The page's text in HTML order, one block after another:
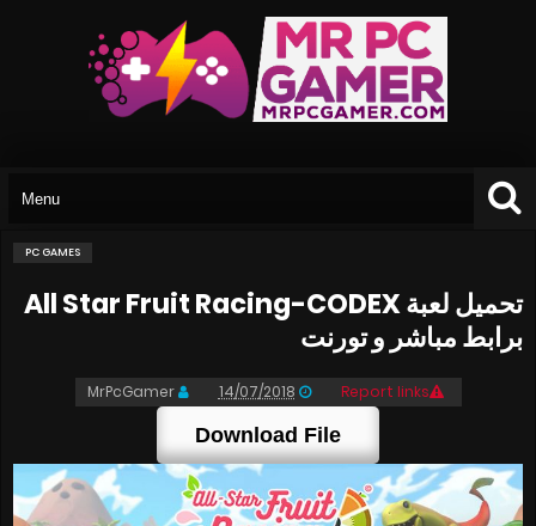
PC GAMES
تحميل لعبة All Star Fruit Racing-CODEX
برابط مباشر و تورنت
MrPcGamer 14/07/2018 Report links
Download File